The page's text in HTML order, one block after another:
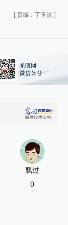
[ 责编：丁玉冰 ]
飘过
0